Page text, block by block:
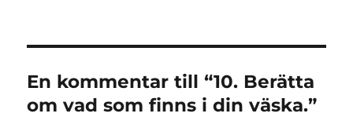
En kommentar till “10. Berätta
om vad som finns i din väska.”